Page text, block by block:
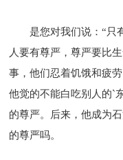
是您对我们说：“只
人要有尊严，尊严要比
事，他们忍着饥饿和疲
他觉的不能白吃别人的`
的尊严。后来，他成为
的尊严吗。